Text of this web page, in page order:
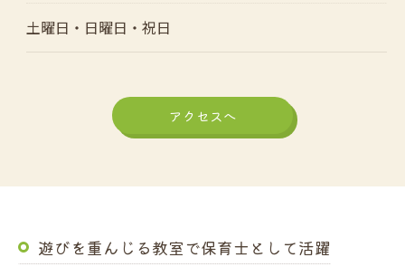
土曜日・日曜日・祝日
アクセスへ
遊びを重んじる教室で保育士として活躍